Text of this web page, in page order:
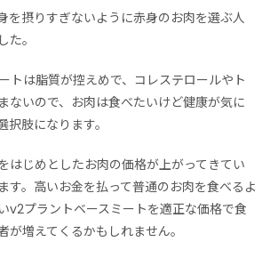
を摂りすぎないように赤身のお肉を選ぶ人
。
トは脂質が控えめで、コレステロールやト
ないので、お肉は食べたいけど健康が気に
肢になります。
はじめとしたお肉の価格が上がってきてい
す。高いお金を払って普通のお肉を食べるよ
v2プラントベースミートを適正な価格で食
が増えてくるかもしれません。